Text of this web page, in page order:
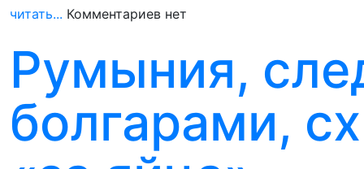
читать... Комментариев нет
Румыния,
болгарами,